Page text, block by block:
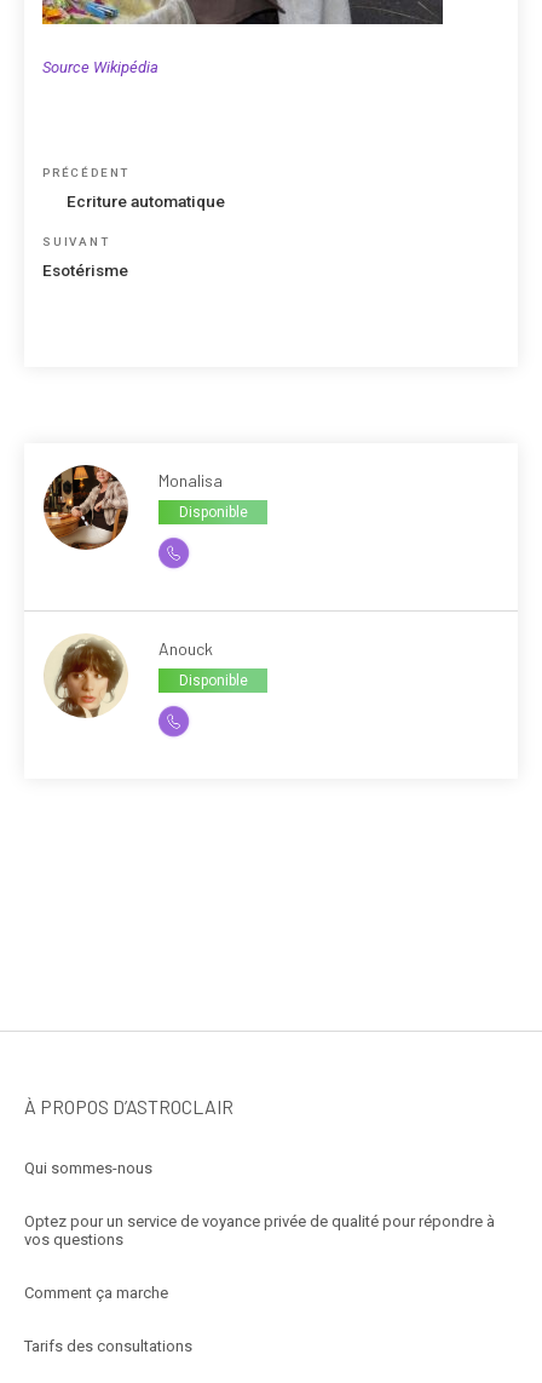
Source Wikipédia
Navigation
Article
précédent
PRÉCÉDENT
Ecriture automatique
Article
suivant
SUIVANT
Esotérisme
Monalisa
Disponible
Anouck
Disponible
À PROPOS D’ASTROCLAIR
Qui sommes-nous
Optez pour un service de voyance privée de qualité pour répondre à
vos questions
Comment ça marche
Tarifs des consultations